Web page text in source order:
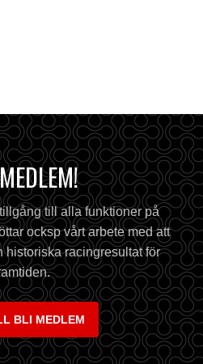
till alla funktioner på
ocksp vårt arbete med att
historiska racingresultat för
BLI MEDLEM